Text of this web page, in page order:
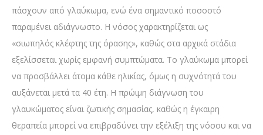
πάσχουν από γλαύκωμα, ενώ ένα σημαντικό ποσοστό
παραμένει αδιάγνωστο. Η νόσος χαρακτηρίζεται ως
«σιωπηλός κλέφτης της όρασης», καθώς στα αρχικά στάδια
εξελίσσεται χωρίς εμφανή συμπτώματα. Το γλαύκωμα μπορεί
να προσβάλλει άτομα κάθε ηλικίας, όμως η συχνότητά του
αυξάνεται μετά τα 40 έτη. Η πρώιμη διάγνωση του
γλαυκώματος είναι ζωτικής σημασίας, καθώς η έγκαιρη
θεραπεία μπορεί να επιβραδύνει την εξέλιξη της νόσου και να